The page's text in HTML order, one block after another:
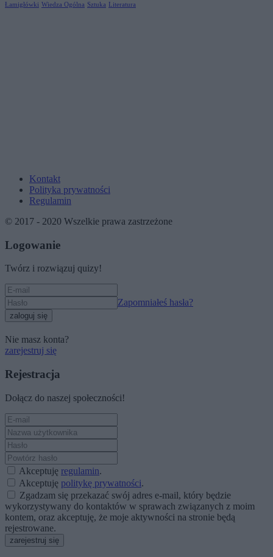
Łamigłówki Wiedza Ogólna Sztuka Literatura
Kontakt
Polityka prywatności
Regulamin
© 2017 - 2020 Wszelkie prawa zastrzeżone
Logowanie
Twórz i rozwiązuj quizy!
Zapomniałeś hasła?
zaloguj się
Nie masz konta?
zarejestruj się
Rejestracja
Dołącz do naszej społeczności!
Akceptuję regulamin.
Akceptuję politykę prywatności.
Zgadzam się przekazać swój adres e-mail, który będzie
wykorzystywany do kontaktów w sprawach związanych z moim
kontem, oraz akceptuję, że moje aktywności na stronie będą
rejestrowane.
zarejestruj się